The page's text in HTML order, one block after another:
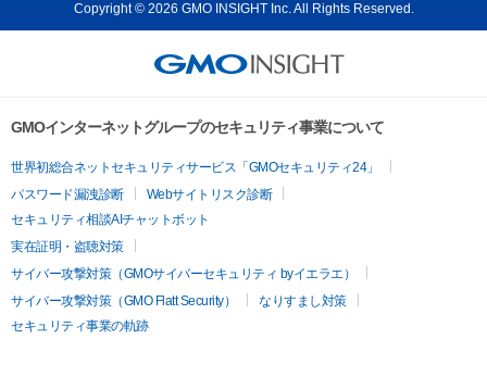
Copyright © 2026 GMO INSIGHT Inc. All Rights Reserved.
GMOインターネットグループのセキュリティ事業について
世界初総合ネットセキュリティサービス「GMOセキュリティ24」
パスワード漏洩診断
Webサイトリスク診断
セキュリティ相談AIチャットボット
実在証明・盗聴対策
サイバー攻撃対策（GMOサイバーセキュリティ byイエラエ）
サイバー攻撃対策（GMO Flatt Security）
なりすまし対策
セキュリティ事業の軌跡